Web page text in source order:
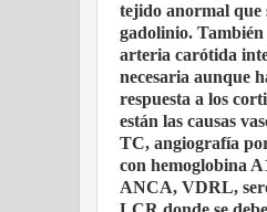
tejido anormal que
gadolinio. También
arteria carótida
necesaria aunque
respuesta a los
están las causas
TC, angiografía
con hemoglobina
ANCA, VDRL,